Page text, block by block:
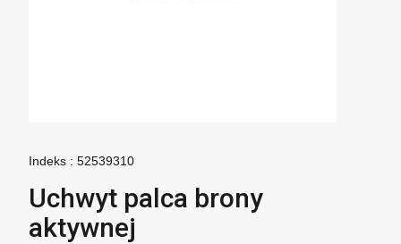
Indeks : 52539310
Uchwyt palca brony
aktywnej